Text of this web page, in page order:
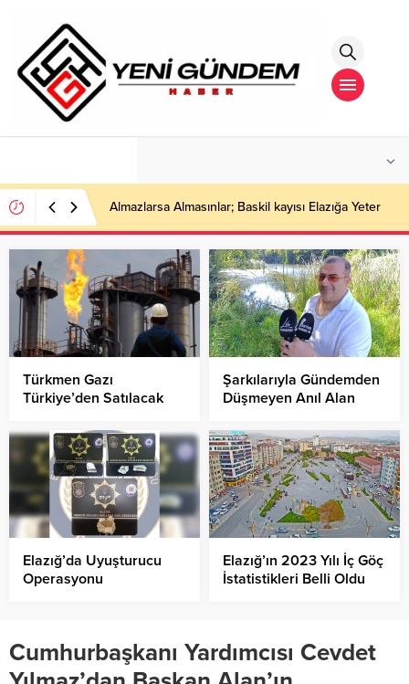
Almazlarsa Almasınlar; Baskil kayısı Elazığa Yeter
Türkmen Gazı
Türkiye’den Satılacak
Şarkılarıyla Gündemden
Düşmeyen Anıl Alan
Elazığ’da Uyuşturucu
Operasyonu
Elazığ’ın 2023 Yılı İç Göç
İstatistikleri Belli Oldu
Cumhurbaşkanı Yardımcısı Cevdet